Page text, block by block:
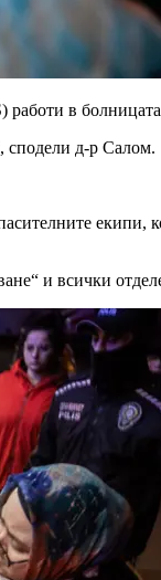
в
, сподели д-р Салом.
и всички